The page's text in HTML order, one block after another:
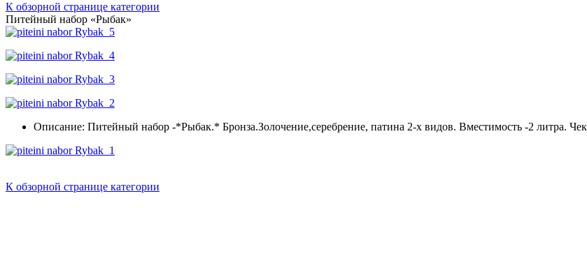
К обзорной странице категории
Питейный набор «Рыбак»
Описание: Питейный набор -*Рыбак.* Бронза.Золочение,серебрение, патина 2-х видов. Вместимость -2 литра.
К обзорной странице категории